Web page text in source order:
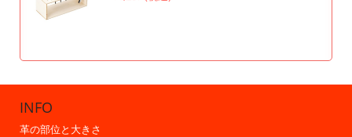
INFO
革の部位と大きさ